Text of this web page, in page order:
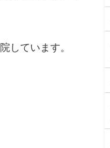
しています。